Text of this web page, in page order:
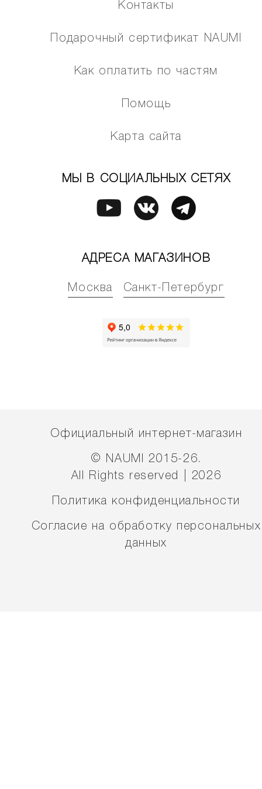
Контакты
Подарочный сертификат NAUMI
Как оплатить по частям
Помощь
Карта сайта
МЫ В СОЦИАЛЬНЫХ СЕТЯХ
АДРЕСА МАГАЗИНОВ
Москва Санкт-Петербург
Официальный интернет-магазин
© NAUMI 2015-26.
All Rights reserved | 2026
Политика конфиденциальности
Согласие на обработку персональных
данных